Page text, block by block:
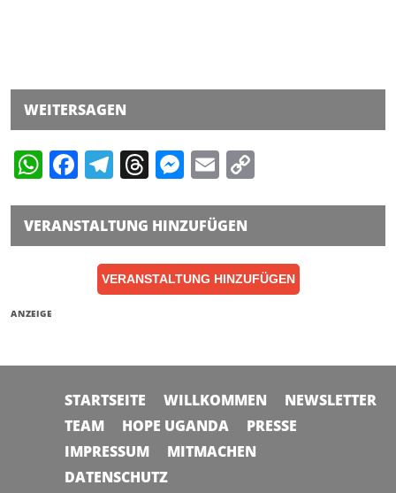
WEITERSAGEN
WhatsApp
Facebook
Telegram
Threads
Messenger
Email
VERANSTALTUNG HINZUFÜGEN
VERANSTALTUNG HINZUFÜGEN
ANZEIGE
STARTSEITE WILLKOMMEN
NEWSLETTER
TEAM
HOPE UGANDA
PRESSE
IMPRESSUM
MITMACHEN
DATENSCHUTZ